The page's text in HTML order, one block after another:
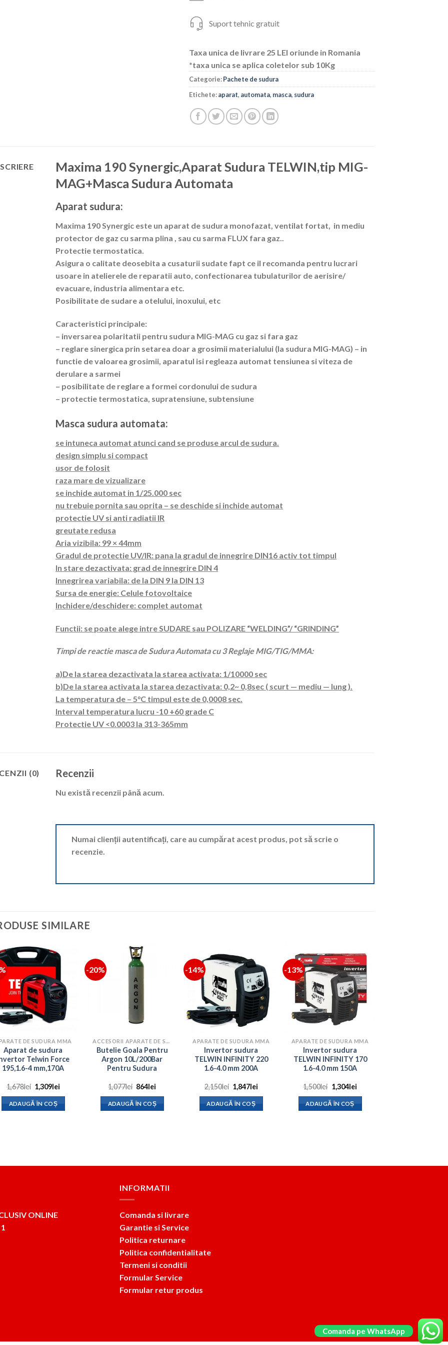
Suport tehnic gratuit
Taxa unica de livrare 25 LEI oriunde in Romania
*taxa unica se aplica coletelor sub 10Kg
Categorie:Pachete de sudura
Etichete:aparat, automata, masca, sudura
Maxima 190 Synergic,Aparat Sudura TELWIN,tip MIG-
MAG+Masca Sudura Automata
Aparat sudura:
Maxima 190 Synergic este un aparat de sudura monofazat, ventilat fortat, in mediu
protector de gaz cu sarma plina , sau cu sarma FLUX fara gaz..
Protectie termostatica.
Asigura o calitate deosebita a cusaturii sudate fapt ce il recomanda pentru lucrari
usoare in atelierele de reparatii auto, confectionarea tubulaturilor de aerisire/
evacuare, industria alimentara etc.
Posibilitate de sudare a otelului, inoxului, etc
Caracteristici principale:
– inversarea polaritatii pentru sudura MIG-MAG cu gaz si fara gaz
– reglare sinergica prin setarea doar a grosimii materialului (la sudura MIG-MAG) – in
functie de valoarea grosimii, aparatul isi regleaza automat tensiunea si viteza de
derulare a sarmei
– posibilitate de reglare a formei cordonului de sudura
– protectie termostatica, supratensiune, subtensiune
Masca sudura automata:
se intuneca automat atunci cand se produse arcul de sudura.
design simplu si compact
usor de folosit
raza mare de vizualizare
se inchide automat in 1/25.000 sec
nu trebuie pornita sau oprita – se deschide si inchide automat
protectie UV si anti radiatii IR
greutate redusa
Aria vizibila: 99 × 44mm
Gradul de protectie UV/IR: pana la gradul de innegrire DIN16 activ tot timpul
In stare dezactivata: grad de innegrire DIN 4
Innegrirea variabila: de la DIN 9 la DIN 13
Sursa de energie: Celule fotovoltaice
Inchidere/deschidere: complet automat
Functii: se poate alege intre SUDARE sau POLIZARE “WELDING”/ “GRINDING”
Timpi de reactie masca de Sudura Automata cu 3 Reglaje MIG/TIG/MMA:
a)De la starea dezactivata la starea activata: 1/10000 sec
b)De la starea activata la starea dezactivata: 0,2~ 0,8sec ( scurt — mediu — lung ).
La temperatura de – 5°C timpul este de 0,0008 sec.
Interval temperatura lucru -10 +60 grade C
Protectie UV <0.0003 la 313-365mm
(0) Recenzii
Nu există recenzii până acum.
Numai clienții autentificați, care au cumpărat acest produs, pot să scrie o
recenzie.
SIMILARE
DE SUDURA MMA
Aparat de sudura
Telwin Force
195,1.6-4 mm,170A
1,678lei Prețul
inițial
a
fost:
1,309lei
ADAUGĂ ÎN COȘ
-20%
ACCESORII APARATE DE SUDURA
Butelie Goala Pentru
Argon 10L/200Bar
Pentru Sudura
1,077lei Prețul
a
fost:
864lei
este:
864lei.
ADAUGĂ ÎN COȘ
-14%
APARATE DE SUDURA MMA
Invertor sudura
TELWIN INFINITY 220
1.6-4.0 mm 200A
2,150lei Prețul
inițial
a
fost:
1,847leiPrețul
ADAUGĂ ÎN COȘ
-13%
APARATE DE SUDURA MMA
Invertor sudura
TELWIN INFINITY 170
1.6-4.0 mm 150A
1,500lei Prețul
inițial
a
fost:
1,304leiPrețul
ADAUGĂ ÎN COȘ
ONLINE
INFORMATII
Comanda si livrare
Garantie si Service
Politica returnare
Politica confidentialitate
Termeni si conditii
Formular Service
Formular retur produs
Comanda pe WhatsApp